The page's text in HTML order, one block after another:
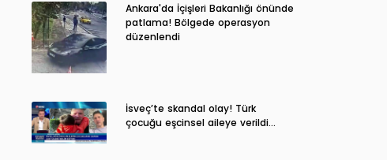
Ankara'da İçişleri Bakanlığı önünde
patlama! Bölgede operasyon
düzenlendi
İsveç’te skandal olay! Türk
çocuğu eşcinsel aileye verildi…